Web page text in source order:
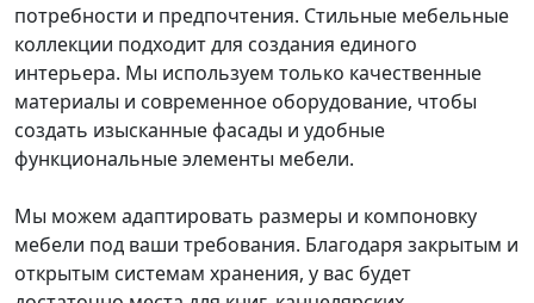
потребности и предпочтения. Стильные мебельные
коллекции подходит для создания единого
интерьера. Мы используем только качественные
материалы и современное оборудование, чтобы
создать изысканные фасады и удобные
функциональные элементы мебели.
Мы можем адаптировать размеры и компоновку
мебели под ваши требования. Благодаря закрытым и
открытым системам хранения, у вас будет